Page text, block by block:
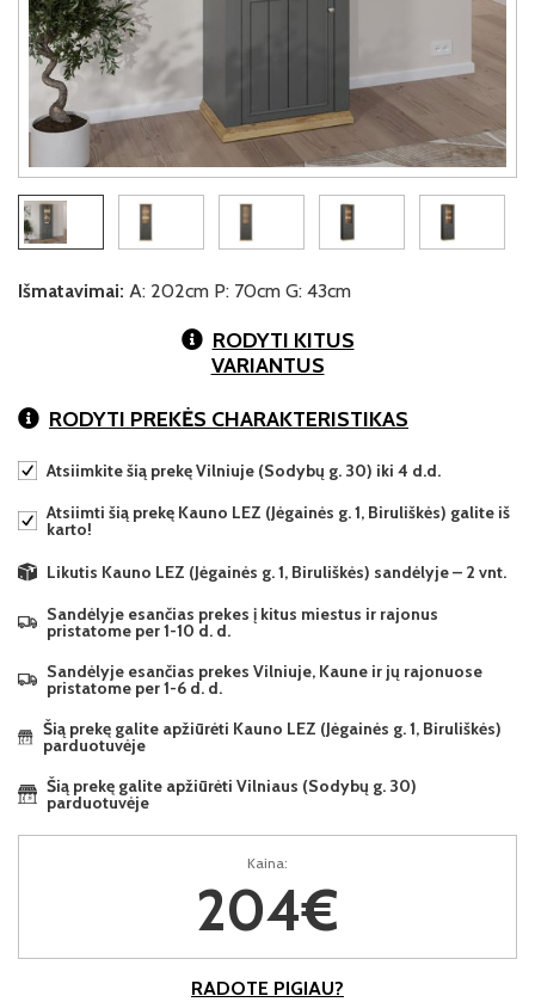
Išmatavimai: A: 202cm P: 70cm G: 43cm
RODYTI KITUS
VARIANTUS
RODYTI PREKĖS CHARAKTERISTIKAS
Atsiimkite šią prekę Vilniuje (Sodybų g. 30) iki 4 d.d.
Atsiimti šią prekę Kauno LEZ (Jėgainės g. 1, Biruliškės) galite iš
karto!
Likutis Kauno LEZ (Jėgainės g. 1, Biruliškės) sandėlyje – 2 vnt.
Sandėlyje esančias prekes į kitus miestus ir rajonus
pristatome per 1-10 d. d.
Sandėlyje esančias prekes Vilniuje, Kaune ir jų rajonuose
pristatome per 1-6 d. d.
Šią prekę galite apžiūrėti Kauno LEZ (Jėgainės g. 1, Biruliškės)
parduotuvėje
Šią prekę galite apžiūrėti Vilniaus (Sodybų g. 30)
parduotuvėje
Kaina:
204€
RADOTE PIGIAU?